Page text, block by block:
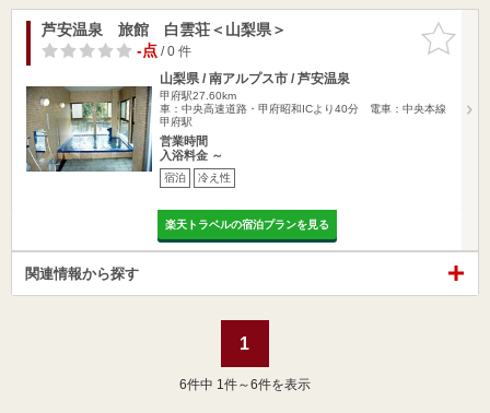
お気に入
りに追加
芦安温泉 旅館 白雲荘＜山梨県＞
-点/ 0 件
山梨県 / 南アルプス市 / 芦安温泉
甲府駅27.60km
車：中央高速道路・甲府昭和ICより40分 電車：中央本線
甲府駅
営業時間
入浴料金 ～
宿泊 冷え性
楽天トラベルの宿泊プランを見る
関連情報から探す
1
6件中 1件～6件を表示